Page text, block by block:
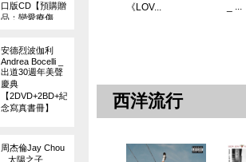
口版CD【預購贈
品：戀愛療傷
安德烈波伽利
Andrea Bocelli _
出道30週年美聲
慶典
【2DVD+2BD+紀
念寫真書冊】
周杰倫Jay Chou
_ 太陽之子
《LOV...
_ ...
西洋流行